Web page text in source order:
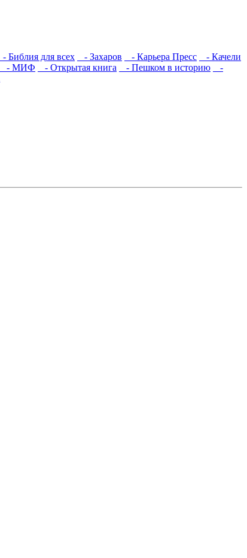
- Библия для всех - Захаров - Карьера Пресс
- Качели
- МИФ - Открытая книга - Пешком в историю
-